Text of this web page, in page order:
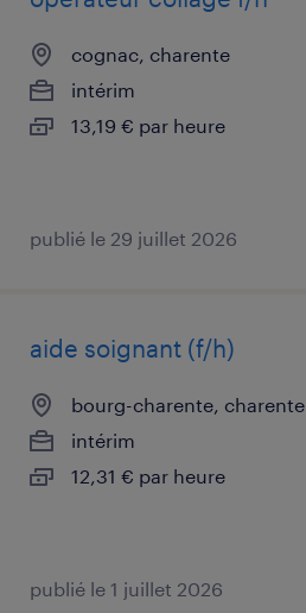
cognac, charente
intérim
13,19 € par heure
publié le 29 juillet 2026
aide soignant (f/h)
bourg-charente, charente
intérim
12,31 € par heure
publié le 1 juillet 2026